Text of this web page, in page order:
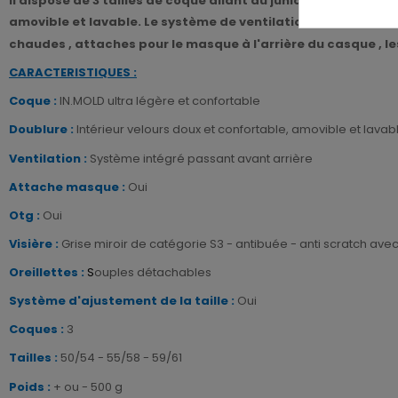
amovible et lavable. Le système de ventilation intégré
chaudes , attaches pour le masque à l'arrière du casque ,
CARACTERISTIQUES :
Coque : IN.MOLD ultra légère et confortable
Doublure : Intérieur velours doux et confortable, amovible et
Ventilation : Système intégré passant avant arrière
Attache masque : Oui
Otg : Oui
Visière : Grise miroir de catégorie S3 - antibuée - anti scratch
Oreillettes : Souples détachables
Système d'ajustement de la taille : Oui
Coques : 3
Tailles : 50/54 - 55/58 - 59/61
Poids : + ou - 500 g